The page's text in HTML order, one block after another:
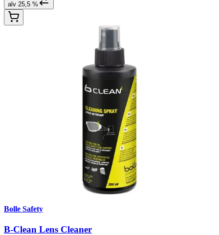
alv 25,5 %
Bolle Safety
B-Clean Lens Cleaner